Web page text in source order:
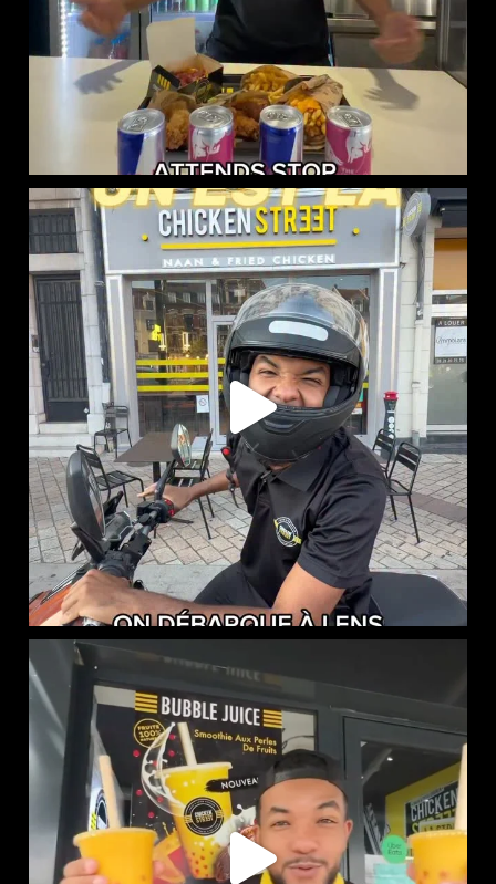
CHICKEN STREET LENS EST LÀ
12 Place...
46 37
NOUVEAUTÉ CHEZ CHICKEN STREET
...
61 0